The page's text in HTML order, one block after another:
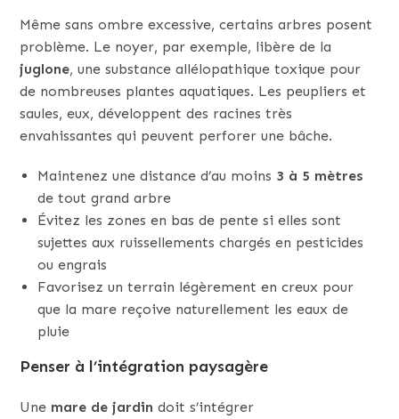
Même sans ombre excessive, certains arbres posent
problème. Le noyer, par exemple, libère de la
juglone, une substance allélopathique toxique pour
de nombreuses plantes aquatiques. Les peupliers et
saules, eux, développent des racines très
envahissantes qui peuvent perforer une bâche.
Maintenez une distance d’au moins 3 à 5 mètres
de tout grand arbre
Évitez les zones en bas de pente si elles sont
sujettes aux ruissellements chargés en pesticides
ou engrais
Favorisez un terrain légèrement en creux pour
que la mare reçoive naturellement les eaux de
pluie
Penser à l’intégration paysagère
Une mare de jardin doit s’intégrer